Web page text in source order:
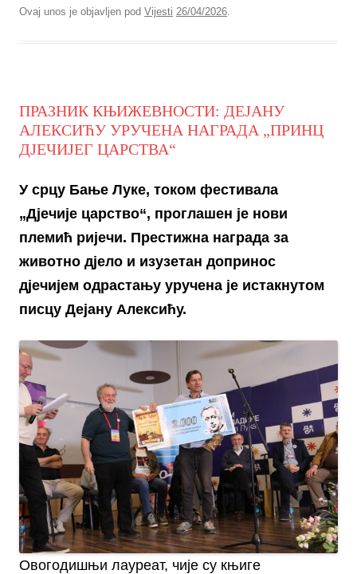
Ovaj unos je objavljen pod Vijesti 26/04/2026.
ПРАЗНИК КЊИЖЕВНОСТИ: ДЕЈАНУ
АЛЕКСИЋУ УРУЧЕНА НАГРАДА „ПРИНЦ
ДЈЕЧИЈЕГ ЦАРСТВА“
У срцу Бање Луке, током фестивала
„Дјечије царство“, проглашен је нови
племић ријечи. Престижна награда за
животно дјело и изузетан допринос
дјечијем одрастању уручена је истакнутом
писцу Дејану Алексићу.
Овогодишњи лауреат, чије су књиге